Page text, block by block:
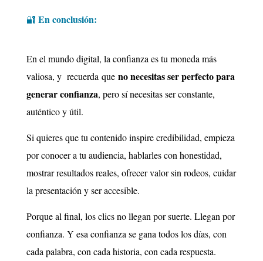
🔐 En conclusión:
En el mundo digital, la confianza es tu moneda más
valiosa, y recuerda que no necesitas ser perfecto para
generar confianza, pero sí necesitas ser constante,
auténtico y útil.
Si quieres que tu contenido inspire credibilidad, empieza
por conocer a tu audiencia, hablarles con honestidad,
mostrar resultados reales, ofrecer valor sin rodeos, cuidar
la presentación y ser accesible.
Porque al final, los clics no llegan por suerte. Llegan por
confianza. Y esa confianza se gana todos los días, con
cada palabra, con cada historia, con cada respuesta.